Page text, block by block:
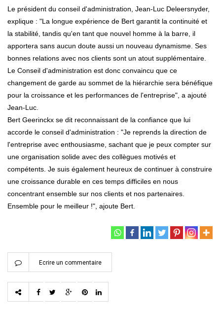
Le président du conseil d'administration, Jean-Luc Deleersnyder,
explique : "La longue expérience de Bert garantit la continuité et
la stabilité, tandis qu'en tant que nouvel homme à la barre, il
apportera sans aucun doute aussi un nouveau dynamisme. Ses
bonnes relations avec nos clients sont un atout supplémentaire.
Le Conseil d'administration est donc convaincu que ce
changement de garde au sommet de la hiérarchie sera bénéfique
pour la croissance et les performances de l'entreprise", a ajouté
Jean-Luc.
Bert Geerinckx se dit reconnaissant de la confiance que lui
accorde le conseil d'administration : "Je reprends la direction de
l'entreprise avec enthousiasme, sachant que je peux compter sur
une organisation solide avec des collègues motivés et
compétents. Je suis également heureux de continuer à construire
une croissance durable en ces temps difficiles en nous
concentrant ensemble sur nos clients et nos partenaires.
Ensemble pour le meilleur !", ajoute Bert.
Ecrire un commentaire